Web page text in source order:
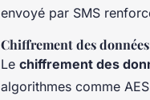
envoyé par SMS
Chiffrement des données
Le chiffrement des
algorithmes comme